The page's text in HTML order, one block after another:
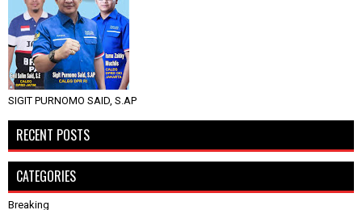
SIGIT PURNOMO SAID, S.AP
RECENT POSTS
CATEGORIES
Breaking